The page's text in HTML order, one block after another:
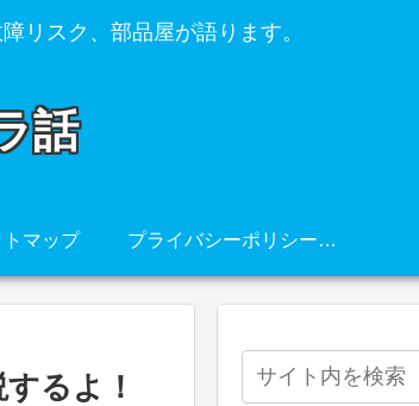
リスク、部品屋が語ります。
話
マップ プライバシーポリシー・免責事項
るよ！